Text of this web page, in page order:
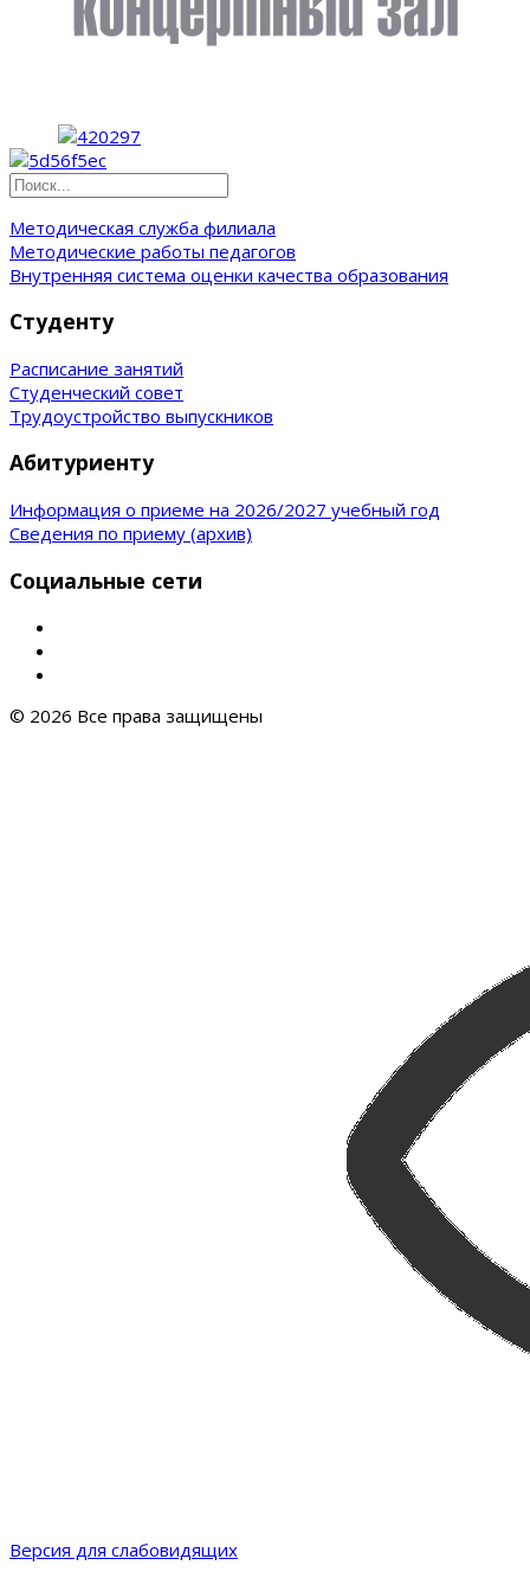
Методическая служба филиала
Методические работы педагогов
Внутренняя система оценки качества образования
Студенту
Расписание занятий
Студенческий совет
Трудоустройство выпускников
Абитуриенту
Информация о приеме на 2026/2027 учебный год
Сведения по приему (архив)
Социальные сети
© 2026 Все права защищены
Версия для слабовидящих